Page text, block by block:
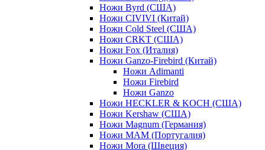
Ножи Byrd (США)
Ножи CIVIVI (Китай)
Ножи Cold Steel (США)
Ножи CRKT (США)
Ножи Fox (Италия)
Ножи Ganzo-Firebird (Китай)
Ножи Adimanti
Ножи Firebird
Ножи Ganzo
Ножи HECKLER & KOCH (США)
Ножи Kershaw (США)
Ножи Magnum (Германия)
Ножи MAM (Португалия)
Ножи Mora (Швеция)